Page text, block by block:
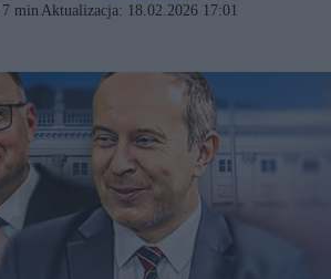
7 min Aktualizacja: 18.02.2026 17:01